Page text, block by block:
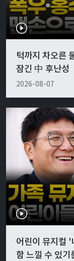
턱까지 차오른
잠긴 中 후난성
2026-08-07
어린이 뮤지컬
함 느낄 수 있기